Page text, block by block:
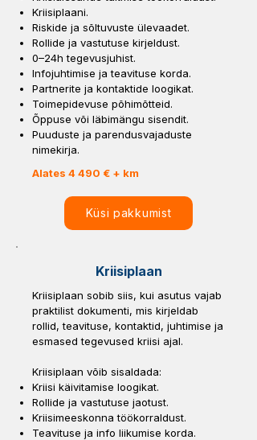
Kriisiplaani.
Riskide ja sõltuvuste ülevaadet.
Rollide ja vastutuse kirjeldust.
0–24h tegevusjuhist.
Infojuhtimise ja teavituse korda.
Partnerite ja kontaktide loogikat.
Toimepidevuse põhimõtteid.
Õppuse või läbimängu sisendit.
Puuduste ja parendusvajaduste
nimekirja.
Alates 4 490 € + km
Küsi pakkumist
Kriisiplaan
Kriisiplaan sobib siis, kui asutus vajab
praktilist dokumenti, mis kirjeldab
rollid, teavituse, kontaktid, juhtimise ja
esmased tegevused kriisi ajal.
Kriisiplaan võib sisaldada:
Kriisi käivitamise loogikat.
Rollide ja vastutuse jaotust.
Kriisimeeskonna töökorraldust.
Teavituse ja info liikumise korda.